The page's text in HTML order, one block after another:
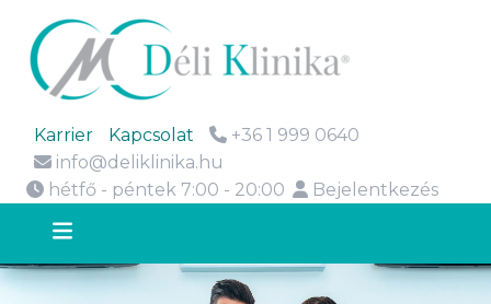
Karrier Kapcsolat
+36 1 999 0640
info@deliklinika.hu
hétfő - péntek 7:00 - 20:00
Bejelentkezés